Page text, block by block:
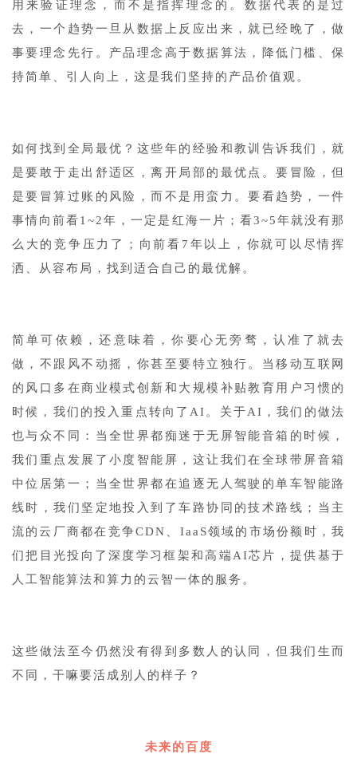
用来验证理念，而不是指挥理念的。数据代表的是过
去，一个趋势一旦从数据上反应出来，就已经晚了，做
事要理念先行。产品理念高于数据算法，降低门槛、保
持简单、引人向上，这是我们坚持的产品价值观。
如何找到全局最优？这些年的经验和教训告诉我们，就
是要敢于走出舒适区，离开局部的最优点。要冒险，但
是要冒算过账的风险，而不是用蛮力。要看趋势，一件
事情向前看1~2年，一定是红海一片；看3~5年就没有那
么大的竞争压力了；向前看7年以上，你就可以尽情挥
洒、从容布局，找到适合自己的最优解。
简单可依赖，还意味着，你要心无旁骛，认准了就去
做，不跟风不动摇，你甚至要特立独行。当移动互联网
的风口多在商业模式创新和大规模补贴教育用户习惯的
时候，我们的投入重点转向了AI。关于AI，我们的做法
也与众不同：当全世界都痴迷于无屏智能音箱的时候，
我们重点发展了小度智能屏，这让我们在全球带屏音箱
中位居第一；当全世界都在追逐无人驾驶的单车智能路
线时，我们坚定地投入到了车路协同的技术路线；当主
流的云厂商都在竞争CDN、IaaS领域的市场份额时，我
们把目光投向了深度学习框架和高端AI芯片，提供基于
人工智能算法和算力的云智一体的服务。
这些做法至今仍然没有得到多数人的认同，但我们生而
不同，干嘛要活成别人的样子？
未来的百度